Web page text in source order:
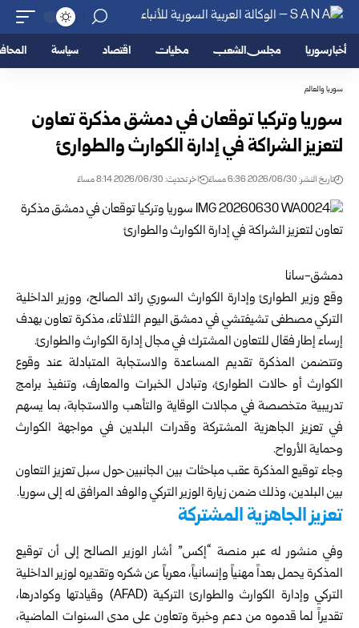
أخبار سوريا مجلس الشعب محليات اقتصاد سياسة
سوريا والعالم
سوريا وتركيا توقعان في دمشق مذكرة تعاون
لتعزيز الشراكة ‏في إدارة الكوارث والطوارئ
تاريخ النشر: 2026/06/30 6:36 مساءً اخر تحديث: 2026/06/30 8:14 مساءً
دمشق-سانا
وقع وزير الطوارئ وإدارة الكوارث السوريرائد الصالح، ‏ووزير الداخلية
التركي مصطفى تشيفتشي في دمشق اليوم ‏الثلاثاء، مذكرة تعاون بهدف
إرساء إطار فعّال للتعاون المشترك ‏في مجال إدارة الكوارث والطوارئ.‏
وتتضمن المذكرة تقديم المساعدة والاستجابة المتبادلة عند وقوع
‏الكوارث أو حالات الطوارئ، وتبادل الخبرات والمعارف، ‏وتنفيذ برامج
تدريبية متخصصة في مجالات الوقاية والتأهب ‏والاستجابة، بما يسهم
في تعزيز الجاهزية المشتركة و‏قدرات البلدين في مواجهة الكوارث
وحماية الأرواح.‏
وجاء توقيع المذكرة عقب مباحثات بين الجانبين حول سبل ‏تعزيز التعاون
بين البلدين، وذلك ضمن زيارة الوزير التركي ‏والوفد المرافق له إلى سوريا.‏
تعزيز الجاهزية المشتركة
وفي منشور له عبر منصة “إكس” أشار الوزير الصالح ‏إلى أن توقيع
المذكرة يحمل بعداً مهنياً وإنسانياً، معرباً عن شكره ‏وتقديره لوزير الداخلية
التركي وإدارة الكوارث والطوارئ ‏التركية (‏AFAD‏) وقيادتها وكوادرها،
تقديراً لما قدموه من دعم ‏وخبرة وتعاون على مدى السنوات الماضية،